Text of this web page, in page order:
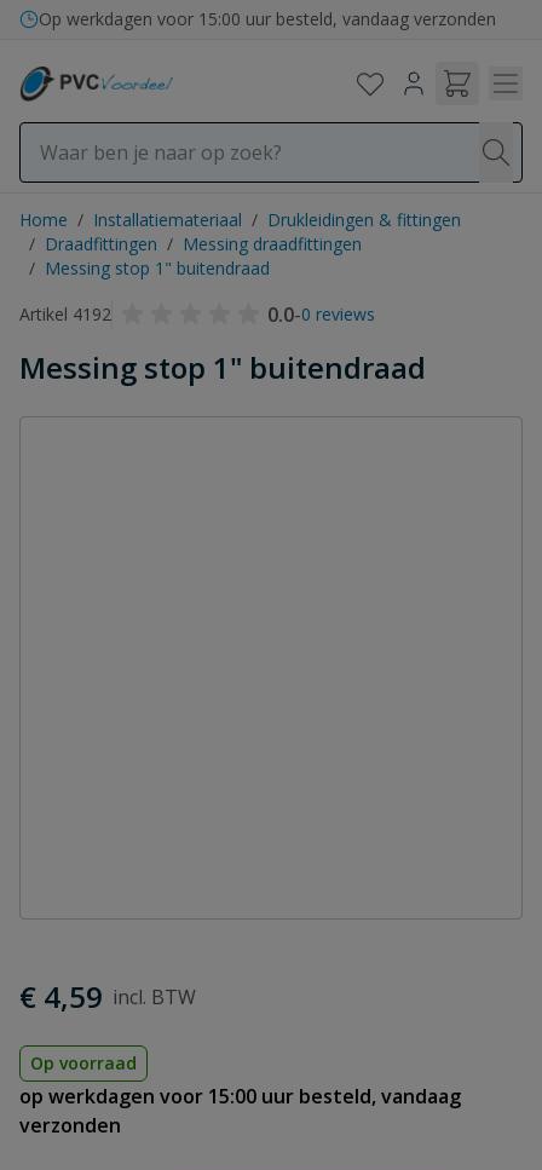
Ga naar de inhoud
Op werkdagen voor 15:00 uur besteld, vandaag verzonden
Home / Installatiemateriaal / Drukleidingen & fittingen
/ Draadfittingen / Messing draadfittingen
/ Messing stop 1" buitendraad
Artikel 4192
0.0-0 reviews
Messing stop 1" buitendraad
€ 4,59
Op voorraad
op werkdagen voor 15:00 uur besteld, vandaag
verzonden